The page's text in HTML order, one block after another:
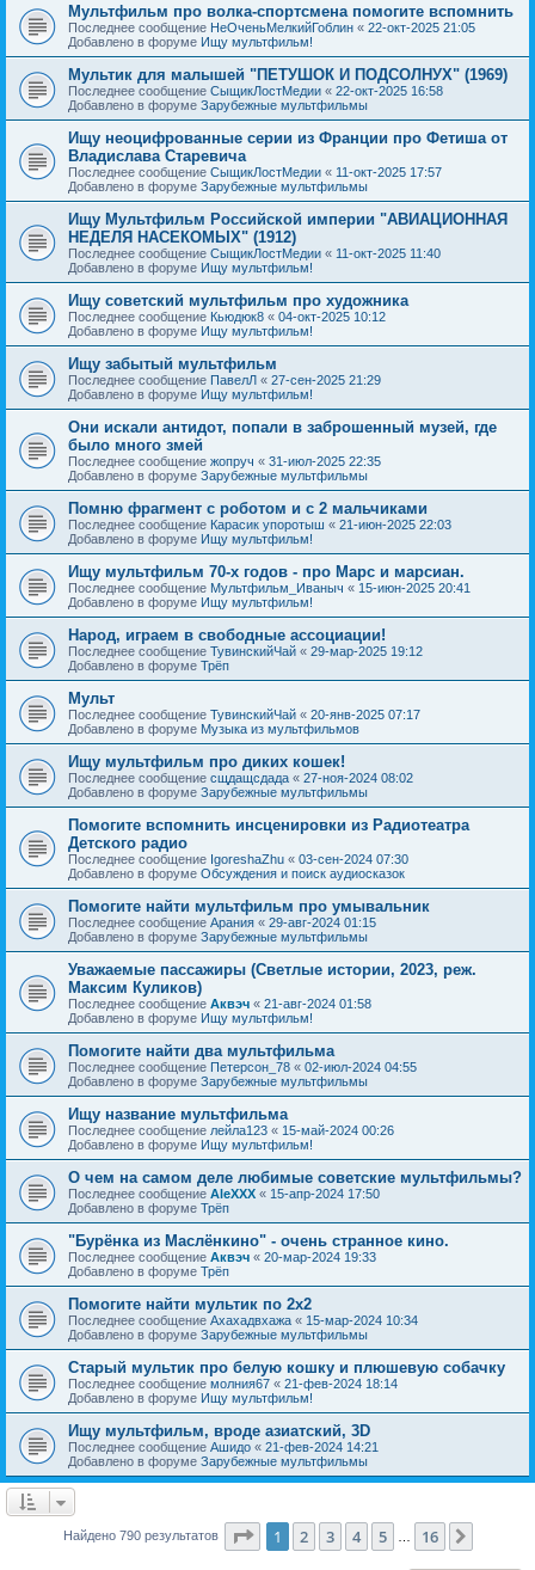
Мультфильм про волка-спортсмена помогите вспомнить
Последнее сообщение НеОченьМелкийГоблин « 22-окт-2025 21:05
Добавлено в форуме Ищу мультфильм!
Мультик для малышей "ПЕТУШОК И ПОДСОЛНУХ" (1969)
Последнее сообщение СыщикЛостМедии « 22-окт-2025 16:58
Добавлено в форуме Зарубежные мультфильмы
Ищу неоцифрованные серии из Франции про Фетиша от
Владислава Старевича
Последнее сообщение СыщикЛостМедии « 11-окт-2025 17:57
Добавлено в форуме Зарубежные мультфильмы
Ищу Мультфильм Российской империи "АВИАЦИОННАЯ
НЕДЕЛЯ НАСЕКОМЫХ" (1912)
Последнее сообщение СыщикЛостМедии « 11-окт-2025 11:40
Добавлено в форуме Ищу мультфильм!
Ищу советский мультфильм про художника
Последнее сообщение Кьюдюк8 « 04-окт-2025 10:12
Добавлено в форуме Ищу мультфильм!
Ищу забытый мультфильм
Последнее сообщение ПавелЛ « 27-сен-2025 21:29
Добавлено в форуме Ищу мультфильм!
Они искали антидот, попали в заброшенный музей, где
было много змей
Последнее сообщение жопруч « 31-июл-2025 22:35
Добавлено в форуме Зарубежные мультфильмы
Помню фрагмент с роботом и с 2 мальчиками
Последнее сообщение Карасик упоротыш « 21-июн-2025 22:03
Добавлено в форуме Ищу мультфильм!
Ищу мультфильм 70-х годов - про Марс и марсиан.
Последнее сообщение Мультфильм_Иваныч « 15-июн-2025 20:41
Добавлено в форуме Ищу мультфильм!
Народ, играем в свободные ассоциации!
Последнее сообщение ТувинскийЧай « 29-мар-2025 19:12
Добавлено в форуме Трёп
Мульт
Последнее сообщение ТувинскийЧай « 20-янв-2025 07:17
Добавлено в форуме Музыка из мультфильмов
Ищу мультфильм про диких кошек!
Последнее сообщение сщдащсдада « 27-ноя-2024 08:02
Добавлено в форуме Зарубежные мультфильмы
Помогите вспомнить инсценировки из Радиотеатра
Детского радио
Последнее сообщение IgoreshaZhu « 03-сен-2024 07:30
Добавлено в форуме Обсуждения и поиск аудиосказок
Помогите найти мультфильм про умывальник
Последнее сообщение Арания « 29-авг-2024 01:15
Добавлено в форуме Зарубежные мультфильмы
Уважаемые пассажиры (Светлые истории, 2023, реж.
Максим Куликов)
Последнее сообщение Аквэч « 21-авг-2024 01:58
Добавлено в форуме Ищу мультфильм!
Помогите найти два мультфильма
Последнее сообщение Петерсон_78 « 02-июл-2024 04:55
Добавлено в форуме Зарубежные мультфильмы
Ищу название мультфильма
Последнее сообщение лейла123 « 15-май-2024 00:26
Добавлено в форуме Ищу мультфильм!
О чем на самом деле любимые советские мультфильмы?
Последнее сообщение AleXXX « 15-апр-2024 17:50
Добавлено в форуме Трёп
"Бурёнка из Маслёнкино" - очень странное кино.
Последнее сообщение Аквэч « 20-мар-2024 19:33
Добавлено в форуме Трёп
Помогите найти мультик по 2х2
Последнее сообщение Ахахадвхажа « 15-мар-2024 10:34
Добавлено в форуме Зарубежные мультфильмы
Старый мультик про белую кошку и плюшевую собачку
Последнее сообщение молния67 « 21-фев-2024 18:14
Добавлено в форуме Ищу мультфильм!
Ищу мультфильм, вроде азиатский, 3D
Последнее сообщение Ашидо « 21-фев-2024 14:21
Добавлено в форуме Зарубежные мультфильмы
Найдено 790 результатов Страница из 16
1 2 3 4 5 16